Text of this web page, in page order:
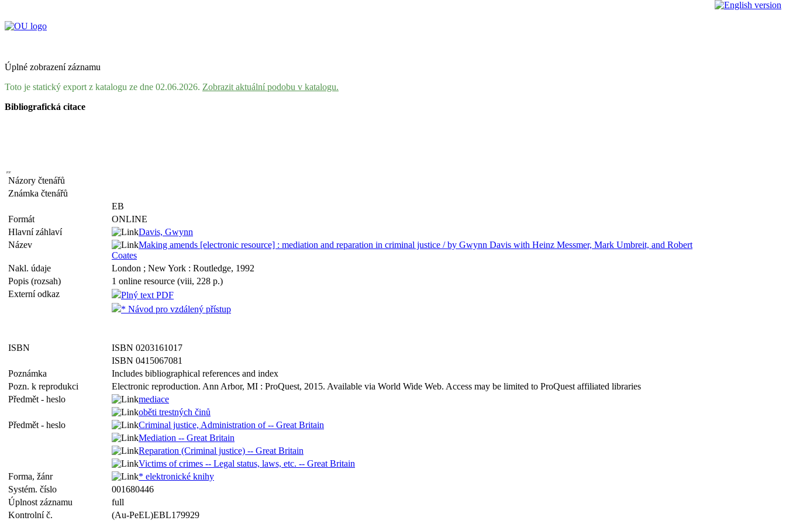
Úplné zobrazení záznamu
Toto je statický export z katalogu ze dne 02.06.2026. Zobrazit aktuální podobu v katalogu.
Bibliografická citace
Názory čtenářů
Známka čtenářů
EB
Formát
ONLINE
Hlavní záhlaví
Davis, Gwynn
Název
Making amends [electronic resource] : mediation and reparation in criminal justice / by Gwynn Davis with Heinz Messmer, Mark Umbreit, and Robert
Coates
Nakl. údaje
London ; New York : Routledge, 1992
Popis (rozsah)
1 online resource (viii, 228 p.)
Externí odkaz
Plný text PDF
* Návod pro vzdálený přístup
ISBN
ISBN 0203161017
ISBN 0415067081
Poznámka
Includes bibliographical references and index
Pozn. k reprodukci
Electronic reproduction. Ann Arbor, MI : ProQuest, 2015. Available via World Wide Web. Access may be limited to ProQuest affiliated libraries
Předmět - heslo
mediace
oběti trestných činů
Předmět - heslo
Criminal justice, Administration of -- Great Britain
Mediation -- Great Britain
Reparation (Criminal justice) -- Great Britain
Victims of crimes -- Legal status, laws, etc. -- Great Britain
Forma, žánr
* elektronické knihy
Systém. číslo
001680446
Úplnost záznamu
full
Kontrolní č.
(Au-PeEL)EBL179929